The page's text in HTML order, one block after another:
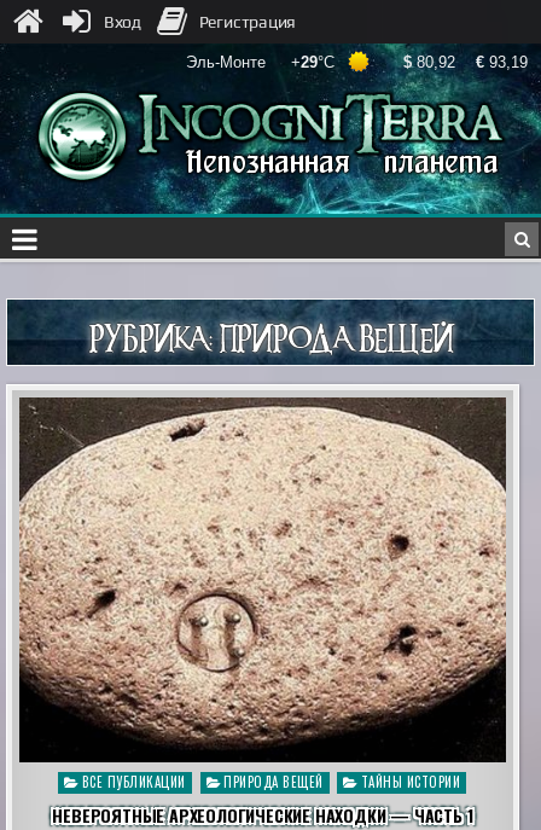
РУБРИКА: ПРИРОДА ВЕЩЕЙ
Опубликовано
в
ВСЕ ПУБЛИКАЦИИ ПРИРОДА ВЕЩЕЙ ТАЙНЫ ИСТОРИИ
НЕВЕРОЯТНЫЕ АРХЕОЛОГИЧЕСКИЕ НАХОДКИ — ЧАСТЬ 1
Вход Регистрация